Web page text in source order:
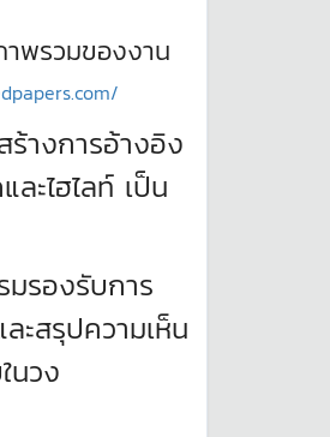
พรวมของงาน
างการอ้างอิง
ะไฮไลท์ เป็น
รองรับการ
ะสรุปความเห็น
นวง